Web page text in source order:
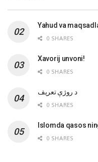
Yahud va
0 SHARES
Xavorij unvoni!
0 SHARES
‌د روژې تعریف
0 SHARES
Islomda qasos
0 SHARES